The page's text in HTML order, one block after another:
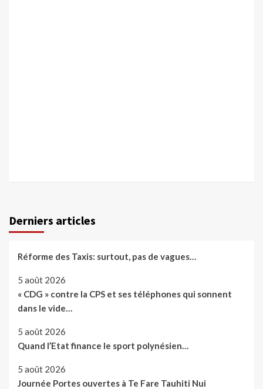
Derniers articles
Réforme des Taxis: surtout, pas de vagues…
5 août 2026
« CDG » contre la CPS et ses téléphones qui sonnent
dans le vide…
5 août 2026
Quand l’Etat finance le sport polynésien…
5 août 2026
Journée Portes ouvertes à Te Fare Tauhiti Nui